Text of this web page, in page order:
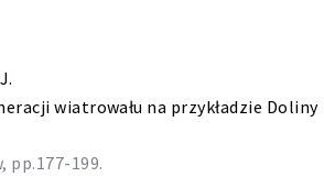
wiatrowału na przykładzie Doliny
pp.177-199.